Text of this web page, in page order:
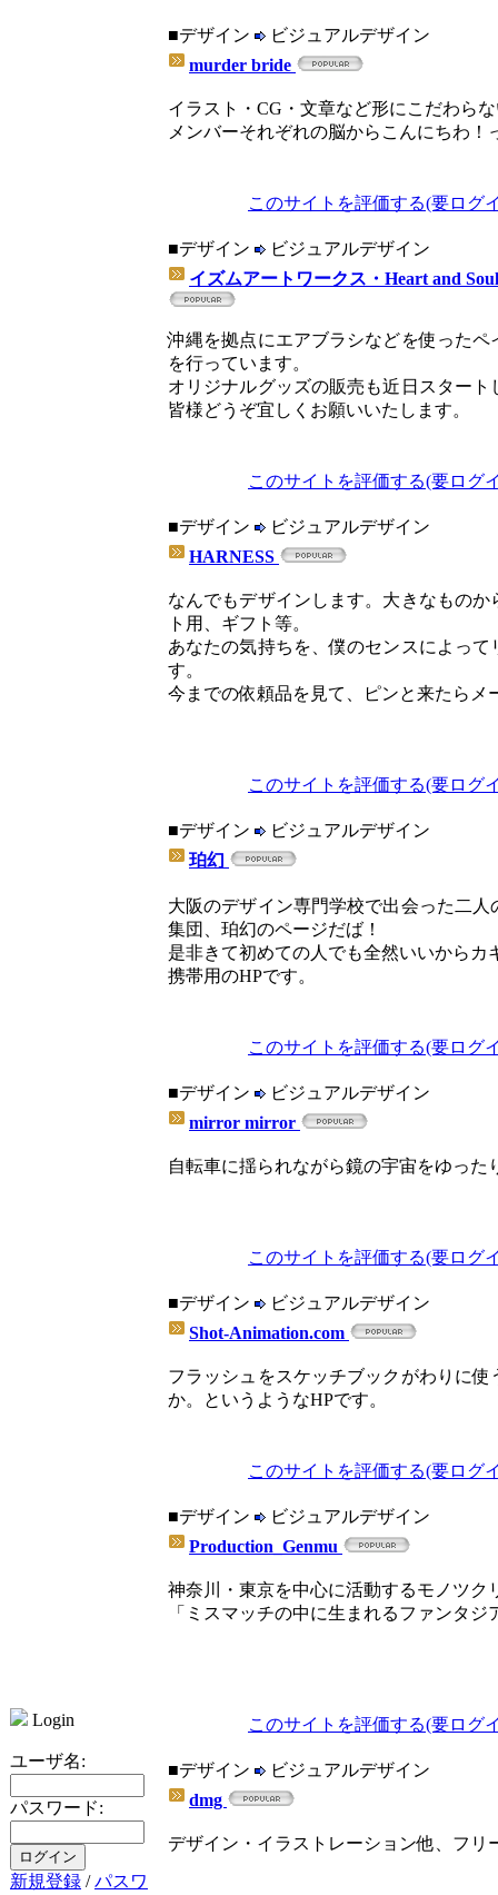
Login
ユーザ名:
パスワード:
新規登録 /パスワ
■デザイン
ビジュアルデザイン
murder bride
イラスト・CG・文章など形にこだわら
メンバーそれぞれの脳からこんにちわ！
このサイトを評価する(要ログ
■デザイン
ビジュアルデザイン
イズムアートワークス・Heart and
沖縄を拠点にエアブラシなどを使った
を行っています。
オリジナルグッズの販売も近日スター
皆様どうぞ宜しくお願いいたします。
このサイトを評価する(要ログ
■デザイン
ビジュアルデザイン
HARNESS
なんでもデザインします。大きなもの
ト用、ギフト等。
あなたの気持ちを、僕のセンスによっ
す。
今までの依頼品を見て、ピンと来たらメ
このサイトを評価する(要ログ
■デザイン
ビジュアルデザイン
珀幻
大阪のデザイン専門学校で出会った二
集団、珀幻のページだば！
是非きて初めての人でも全然いいからカ
携帯用のHPです。
このサイトを評価する(要ログ
■デザイン
ビジュアルデザイン
mirror mirror
自転車に揺られながら鏡の宇宙をゆった
このサイトを評価する(要ログ
■デザイン
ビジュアルデザイン
Shot-Animation.com
フラッシュをスケッチブックがわりに
か。というようなHPです。
このサイトを評価する(要ログ
■デザイン
ビジュアルデザイン
Production_Genmu
神奈川・東京を中心に活動するモノツ
「ミスマッチの中に生まれるファンタ
このサイトを評価する(要ログ
■デザイン
ビジュアルデザイン
dmg
デザイン・イラストレーション他、フリ